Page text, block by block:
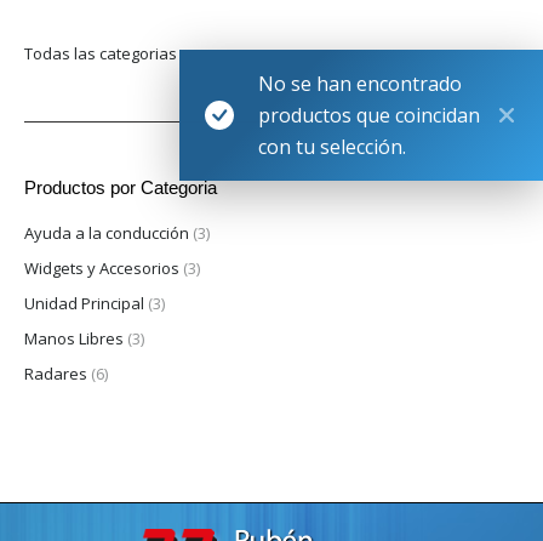
No se han encontrado
productos que coincidan
con tu selección.
Todas las categorias
Productos por Categoria
Ayuda a la conducción (3)
Widgets y Accesorios (3)
Unidad Principal (3)
Manos Libres (3)
Radares (6)